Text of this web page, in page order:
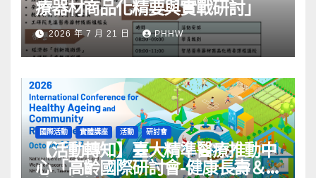
療器材商品化精要與實戰研討」
2026 年 7 月 21 日 PHHW
國際活動 實體講座 活動 研討會
【活動轉知】臺大精準醫療推動中
心「高齡國際研討會-健康長壽＆